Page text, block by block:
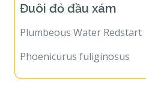
Đuôi đỏ đầu xám
Plumbeous Water Redstart
Phoenicurus fuliginosus